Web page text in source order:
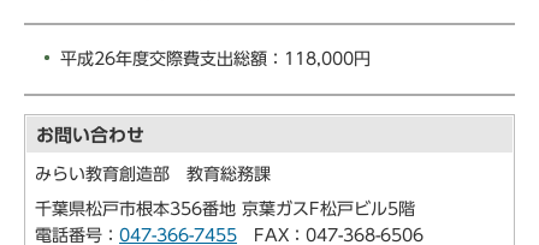
平成26年度交際費支出総額：118,000円
お問い合わせ
みらい教育創造部 教育総務課
千葉県松戸市根本356番地 京葉ガスF松戸ビル5階
電話番号： 047-366-7455 FAX：047-368-6506